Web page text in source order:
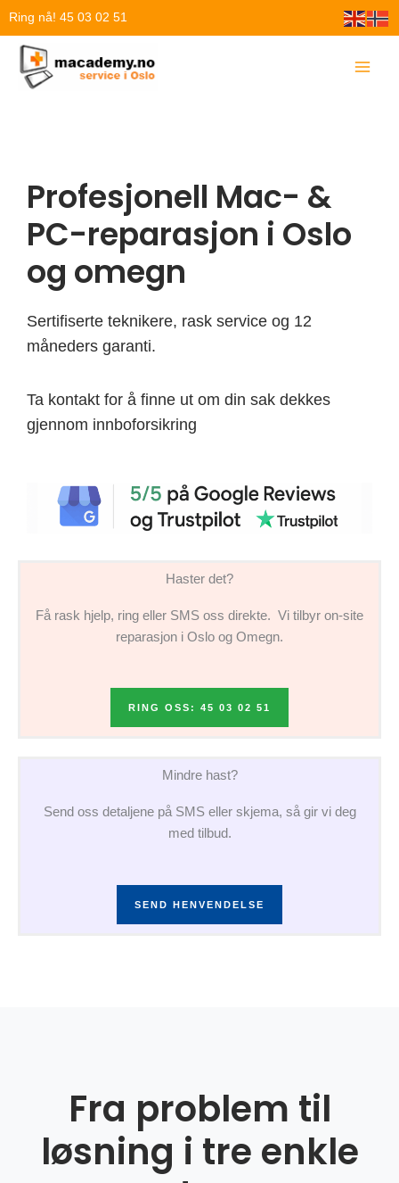
Hopp
innholdet
Ring nå! 45 03 02 51
Profesjonell Mac- &
PC-reparasjon i Oslo
og omegn
Sertifiserte teknikere, rask service og 12
måneders garanti.
Ta kontakt for å finne ut om din sak dekkes
gjennom innboforsikring
Haster det?
Få rask hjelp, ring eller SMS oss direkte. Vi tilbyr on-site
reparasjon i Oslo og Omegn.
RING OSS: 45 03 02 51
Mindre hast?
Send oss detaljene på SMS eller skjema, så gir vi deg
med tilbud.
SEND HENVENDELSE
Fra problem til
løsning i tre enkle